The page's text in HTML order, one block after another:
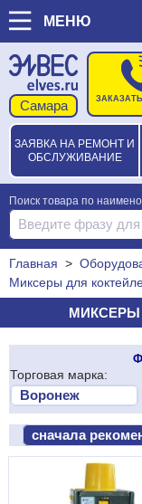
МЕНЮ
ЗАЯВКА НА РЕМОНТ И
ОБСЛУЖИВАНИЕ
Поиск товара по
Главная >
Миксеры для
МИКСЕРЫ
Торговая марка: